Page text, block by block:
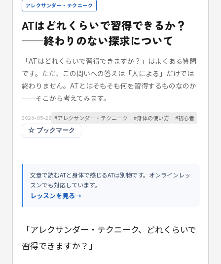
アレクサンダー・テクニーク
ATはどれくらいで習得できるか？
——終わりのない探求について
「ATはどれくらいで習得できますか？」はよくある質問
です。ただ、この問いへの答えは「人による」だけでは
終わりません。ATとはそもそも何を習得するものなのか
——そこから考えてみます。
2026-05-28 #アレクサンダー・テクニーク #身体の使い方 #初心者
☆ ブックマーク
文章で読むATと身体で感じるATは別物です。オンラインレッ
スンでも対応しています。
レッスンを見る→
「アレクサンダー・テクニーク、どれくらいで
習得できますか？」